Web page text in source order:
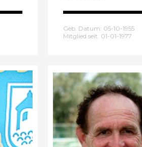
Geb. Datum: 05-10-1955
Mitglied seit: 01-01-1977